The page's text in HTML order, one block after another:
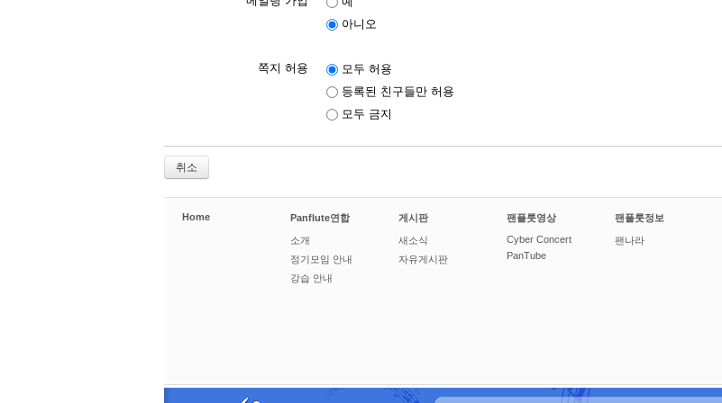
아니오
쪽지 허용
모두 허용
등록된 친구들만 허용
모두 금지
취소
Home Panflute연합
소개
정기모임 안내
강습 안내
게시판
새소식
자유게시판
팬플룻영상
Cyber Concert
PanTube
팬플룻정보
팬나라